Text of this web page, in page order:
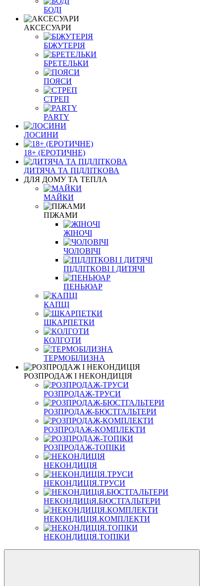
БОДІ
АКСЕСУАРИ
БІЖУТЕРІЯ
БРЕТЕЛЬКИ
ПОЯСИ
СТРЕП
PARTY
ЛОСИНИ
18+ (ЕРОТИЧНЕ)
ДИТЯЧА ТА ПІДЛІТКОВА
ДЛЯ ДОМУ ТА ТЕПЛА
МАЙКИ
ПІЖАМИ
ЖІНОЧІ
ЧОЛОВІЧІ
ПІДЛІТКОВІ І ДИТЯЧІ
ПЕНЬЮАР
КАПЦІ
ШКАРПЕТКИ
КОЛГОТИ
ТЕРМОБІЛИЗНА
РОЗПРОДАЖ І НЕКОНДИЦІЯ
РОЗПРОДАЖ-ТРУСИ
РОЗПРОДАЖ-БЮСТГАЛЬТЕРИ
РОЗПРОДАЖ-КОМПЛЕКТИ
РОЗПРОДАЖ-ТОПІКИ
НЕКОНДИЦІЯ
НЕКОНДИЦІЯ.ТРУСИ
НЕКОНДИЦіЯ.БЮСТГАЛЬТЕРИ
НЕКОНДИЦІЯ.КОМПЛЕКТИ
НЕКОНДИЦІЯ.ТОПІКИ